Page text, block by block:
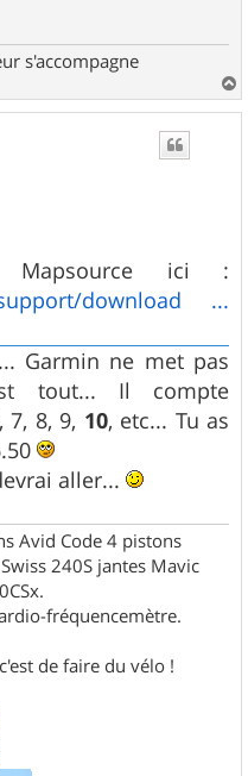
s'accompagne
a
Mapsource ici :
download ...
Garmin ne met pas
tout... Il compte
7, 8, 9, 10, etc... Tu as
aller...
Avid Code 4 pistons
240S jantes Mavic
fréquencemètre.
de faire du vélo !